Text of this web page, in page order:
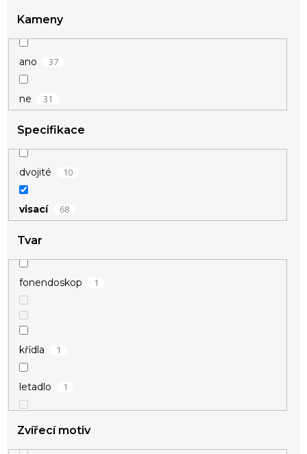
modrá 15
oranžová
růžové zlato 1
stříbrná
zlatá
žlutá
Kameny
ano 37
ne 31
Specifikace
dvojité 10
visací 68
Tvar
fonendoskop 1
křídla 1
letadlo 1
Zvířecí motiv